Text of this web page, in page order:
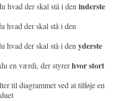
hvad der skal stå i deninderste
hvad der skal stå i den
hvad der skal stå i denyderste
en værdi, der styrerhvor stort
til diagrammet ved at tilføje en